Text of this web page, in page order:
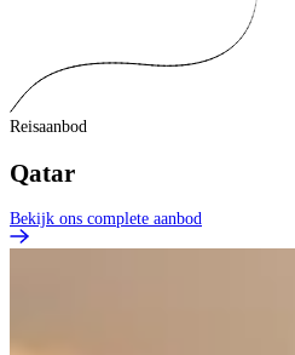
Reisaanbod
Qatar
Bekijk ons complete aanbod